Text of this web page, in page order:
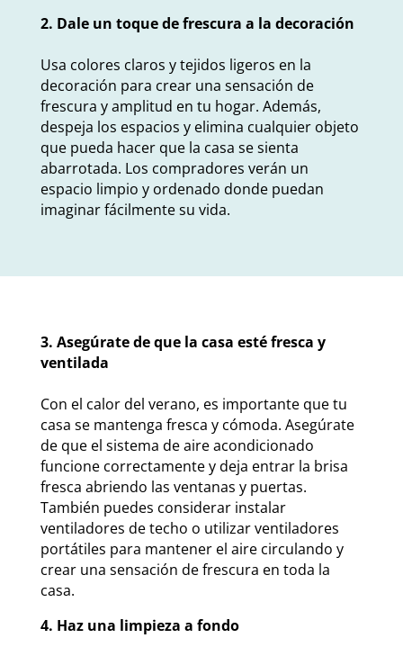
2. Dale un toque de frescura a la decoración
Usa colores claros y tejidos ligeros en la
decoración para crear una sensación de
frescura y amplitud en tu hogar. Además,
despeja los espacios y elimina cualquier objeto
que pueda hacer que la casa se sienta
abarrotada. Los compradores verán un
espacio limpio y ordenado donde puedan
imaginar fácilmente su vida.
3. Asegúrate de que la casa esté fresca y
ventilada
Con el calor del verano, es importante que tu
casa se mantenga fresca y cómoda. Asegúrate
de que el sistema de aire acondicionado
funcione correctamente y deja entrar la brisa
fresca abriendo las ventanas y puertas.
También puedes considerar instalar
ventiladores de techo o utilizar ventiladores
portátiles para mantener el aire circulando y
crear una sensación de frescura en toda la
casa.
4. Haz una limpieza a fondo